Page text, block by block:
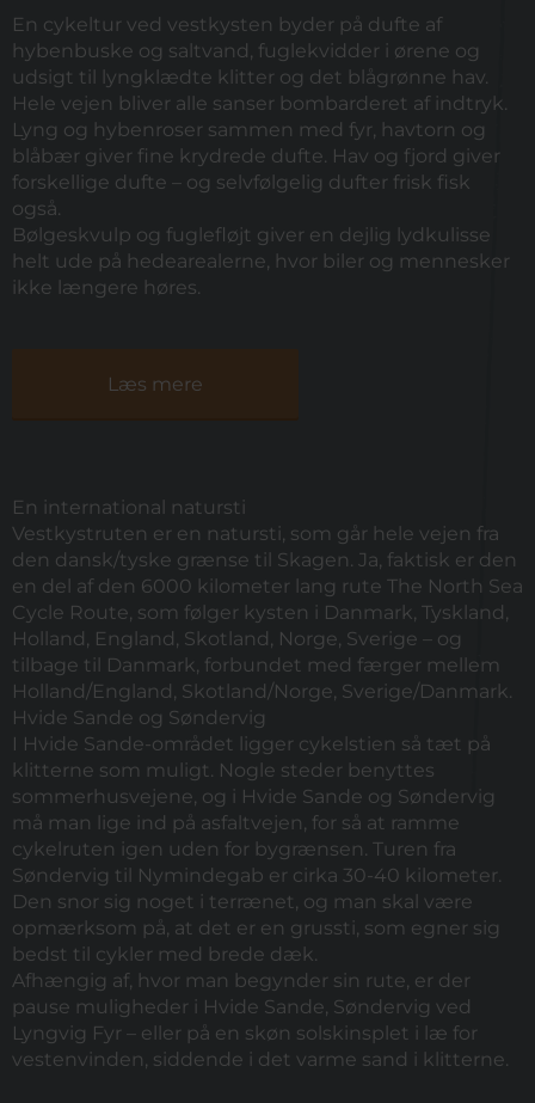
En cykeltur ved vestkysten byder på dufte af
hybenbuske og saltvand, fuglekvidder i ørene og
udsigt til lyngklædte klitter og det blågrønne hav.
Hele vejen bliver alle sanser bombarderet af indtryk.
Lyng og hybenroser sammen med fyr, havtorn og
blåbær giver fine krydrede dufte. Hav og fjord giver
forskellige dufte – og selvfølgelig dufter frisk fisk
også.
Bølgeskvulp og fuglefløjt giver en dejlig lydkulisse
helt ude på hedearealerne, hvor biler og mennesker
ikke længere høres.
Læs mere
En international natursti
Vestkystruten er en natursti, som går hele vejen fra
den dansk/tyske grænse til Skagen. Ja, faktisk er den
en del af den 6000 kilometer lang rute The North Sea
Cycle Route, som følger kysten i Danmark, Tyskland,
Holland, England, Skotland, Norge, Sverige – og
tilbage til Danmark, forbundet med færger mellem
Holland/England, Skotland/Norge, Sverige/Danmark.
Hvide Sande og Søndervig
I Hvide Sande-området ligger cykelstien så tæt på
klitterne som muligt. Nogle steder benyttes
sommerhusvejene, og i Hvide Sande og Søndervig
må man lige ind på asfaltvejen, for så at ramme
cykelruten igen uden for bygrænsen. Turen fra
Søndervig til Nymindegab er cirka 30-40 kilometer.
Den snor sig noget i terrænet, og man skal være
opmærksom på, at det er en grussti, som egner sig
bedst til cykler med brede dæk.
Afhængig af, hvor man begynder sin rute, er der
pause muligheder i Hvide Sande, Søndervig ved
Lyngvig Fyr – eller på en skøn solskinsplet i læ for
vestenvinden, siddende i det varme sand i klitterne.